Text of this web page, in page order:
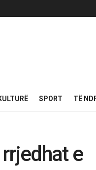
SPORT TË
e